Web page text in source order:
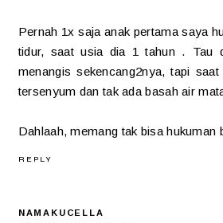
Pernah 1x saja anak pertama saya
tidur, saat usia dia 1 tahun . Tau
menangis sekencang2nya, tapi
tersenyum dan tak ada basah air
Dahlaah, memang tak bisa hukuman
REPLY
NAMAKUCELLA